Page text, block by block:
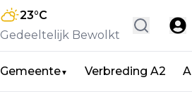
23°C
Gedeeltelijk Bewolkt
Gemeente▼ Verbreding A2